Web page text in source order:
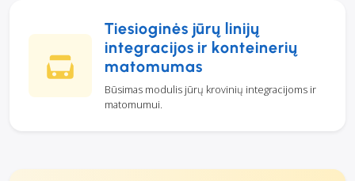
Tiesioginės jūrų linijų
integracijos ir konteinerių
matomumas
Būsimas modulis jūrų krovinių integracijoms ir
matomumui.